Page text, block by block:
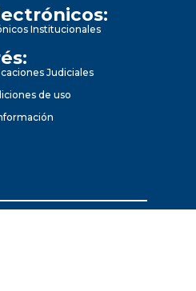
Institucionales
Judiciales
de uso